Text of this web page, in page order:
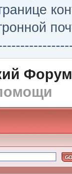
Форум